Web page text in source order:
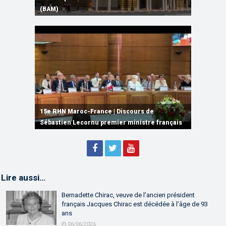
Monde
(BAM)
de Ryanair
accorde une subvention au consortium ORNX
Computing et de l’IA
15e RHN Maroc-France | Signature de
plusieurs accords de coopération et de
partenariat
15e RHN Maroc-France | Discours de
Sébastien Lecornu premier ministre français
15e Réunion de Haut Niveau Maroc-France |
Discours de M. Aziz Akhannouch
Lire aussi…
Bernadette Chirac, veuve de l’ancien président
français Jacques Chirac est décédée à l’âge de 93
ans
06/06/2026